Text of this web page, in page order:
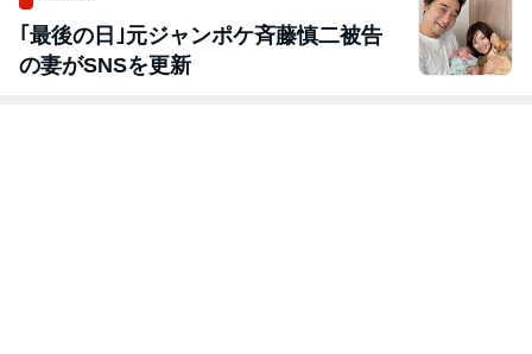
｢最後の日｣元ジャンポケ斉藤慎二被告
の妻がSNSを更新